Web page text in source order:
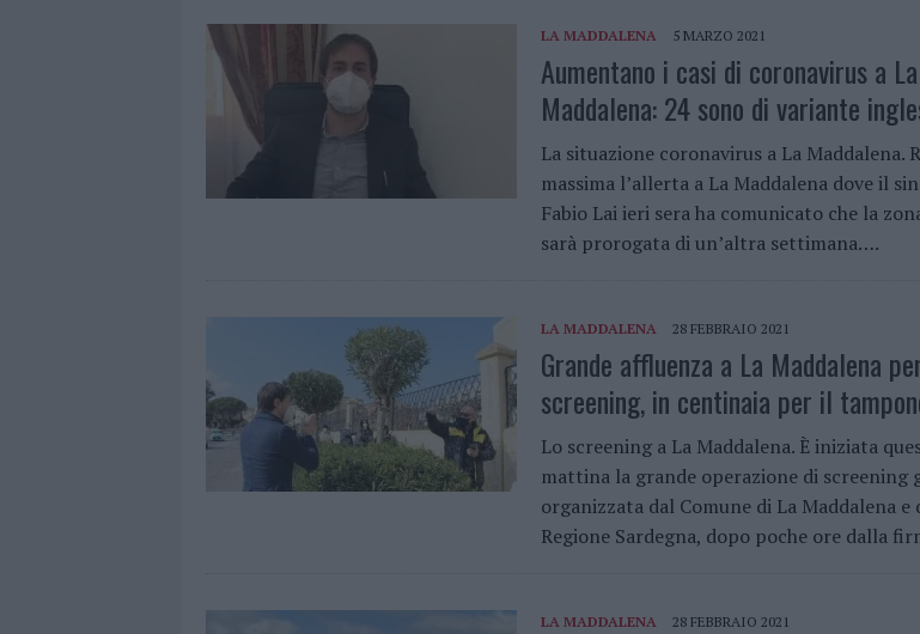
LA MADDALENA 5 MARZO 2021
Aumentano i casi di coronavirus a La
Maddalena: 24 sono di variante
La situazione coronavirus a La Maddalena.
massima l’allerta a La Maddalena dove il
Fabio Lai ieri sera ha comunicato che la
sarà prorogata di un’altra settimana….
LA MADDALENA 28 FEBBRAIO 2021
Grande affluenza a La Maddalena
screening, in centinaia per il
Lo screening a La Maddalena. È iniziata
mattina la grande operazione di screening
organizzata dal Comune di La Maddalena e
Regione Sardegna, dopo poche ore dalla
LA MADDALENA 28 FEBBRAIO 2021